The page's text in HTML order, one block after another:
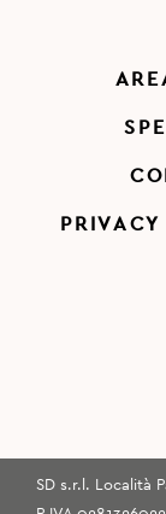
SD s.r.l. Località